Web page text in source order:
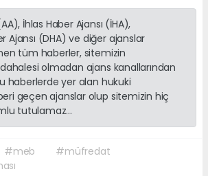
İhlas Haber Ajansı (İHA),
Ajansı (DHA) ve diğer ajanslar
tüm haberler, sitemizin
olmadan ajans kanallarından
haberlerde yer alan hukuki
geçen ajanslar olup sitemizin hiç
tutulamaz...
#meb
#müfredat